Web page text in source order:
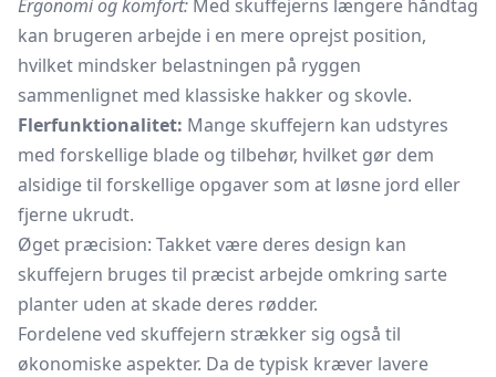
Ergonomi og komfort: Med skuffejerns længere håndtag
kan brugeren arbejde i en mere oprejst position,
hvilket mindsker belastningen på ryggen
sammenlignet med klassiske hakker og skovle.
Flerfunktionalitet: Mange skuffejern kan udstyres
med forskellige blade og tilbehør, hvilket gør dem
alsidige til forskellige opgaver som at løsne jord eller
fjerne ukrudt.
Øget præcision: Takket være deres design kan
skuffejern bruges til præcist arbejde omkring sarte
planter uden at skade deres rødder.
Fordelene ved skuffejern strækker sig også til
økonomiske aspekter. Da de typisk kræver lavere